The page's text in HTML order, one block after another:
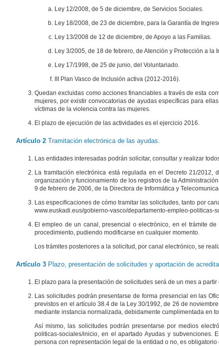
Ley 12/2008, de 5 de diciembre, de Servicios Sociales.
Ley 18/2008, de 23 de diciembre, para la Garantía de
Ley 13/2008 de 12 de diciembre, de Apoyo a las Familias.
Ley 3/2005, de 18 de febrero, de Atención y Protección a la
Ley 17/1998, de 25 de junio, del Voluntariado.
III Plan Vasco de Inclusión activa (2012-2016).
Quedan excluidas como acciones financiables a través de esta
mujeres, por existir convocatorias de ayudas específicas para
víctimas de la violencia contra las mujeres.
El plazo de ejecución de las actividades es el ejercicio 2016.
Artículo 2 Tramitación electrónica de las ayudas.
Las entidades interesadas podrán solicitar, consultar y realizar
La tramitación electrónica está regulada en el Decreto 21/
organización y funcionamiento de los registros de la
9 de febrero de 2006, de la Directora de Informática y
Las especificaciones de cómo tramitar las solicitudes, tanto por
www.euskadi.eus/gobierno-vasco/departamento-empleo-politicas-
El empleo de un canal, presencial o electrónico, en el trámite
procedimiento, pudiendo modificarse en cualquier momento.
Los trámites posteriores a la solicitud, por canal electrónico, se
Artículo 3 Plazo, presentación de solicitudes y aportación de
El plazo para la presentación de solicitudes será de un mes a
Las solicitudes podrán presentarse de forma presencial en las
previstos en el artículo 38.4 de la Ley 30/1992, de 26 de
mediante instancia normalizada, debidamente cumplimentada en
Así mismo, las solicitudes podrán presentarse por medios
politicas-sociales/inicio, en el apartado Ayudas y
persona con representación legal de la entidad o no, es